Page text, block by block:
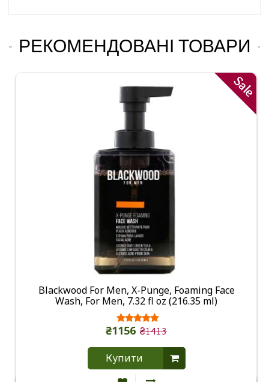
РЕКОМЕНДОВАНІ ТОВАРИ
Sale
Blackwood For Men, X-Punge, Foaming Face
Wash, For Men, 7.32 fl oz (216.35 ml)
₴1156 ₴1413
Купити